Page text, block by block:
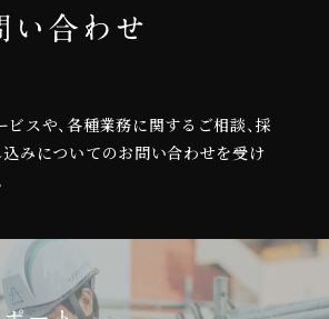
い合わせ
スや、各種業務に関するご相談、 採
込みについてのお問い合わせを受け